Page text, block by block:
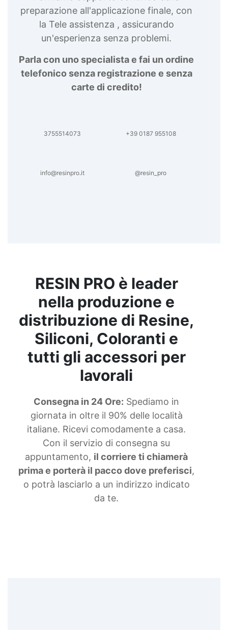
preparazione all'applicazione finale, con
la Tele assistenza , assicurando
un'esperienza senza problemi.
Parla con uno specialista e fai un ordine
telefonico senza registrazione e senza
carte di credito!
3755514073 +39 0187 955108
info@resinpro.it @resin_pro
RESIN PRO è leader
nella produzione e
distribuzione di Resine,
Siliconi, Coloranti e
tutti gli accessori per
lavorali
Consegna in 24 Ore: Spediamo in
giornata in oltre il 90% delle località
italiane. Ricevi comodamente a casa.
Con il servizio di consegna su
appuntamento, il corriere ti chiamerà
prima e porterà il pacco dove preferisci,
o potrà lasciarlo a un indirizzo indicato
da te.